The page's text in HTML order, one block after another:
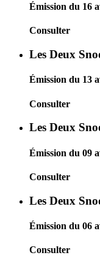
Émission du 16
Consulter
Les Deux
Émission du 13
Consulter
Les Deux
Émission du 09
Consulter
Les Deux
Émission du 06
Consulter